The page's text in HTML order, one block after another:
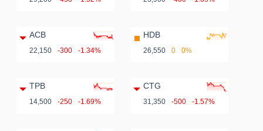
ACB
22,150 -300 -1.34%
HDB
26,550 0 0%
TPB
14,500 -250 -1.69%
CTG
31,350 -500 -1.57%